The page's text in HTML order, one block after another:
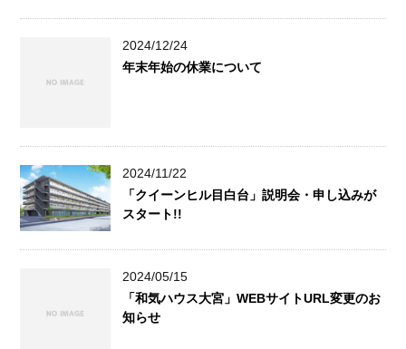
2024/12/24
年末年始の休業について
2024/11/22
「クイーンヒル目白台」説明会・申し込みが
スタート!!
2024/05/15
「和気ハウス大宮」WEBサイトURL変更のお
知らせ